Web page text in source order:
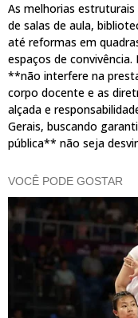
As melhorias
de salas de aula,
até reformas em
espaços de
**não interfere na
corpo docente e as
alçada e
Gerais, buscando
pública** não seja